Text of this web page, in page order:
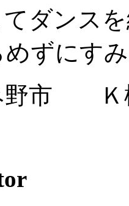
ダンス
ずにす
野市 Ｋ